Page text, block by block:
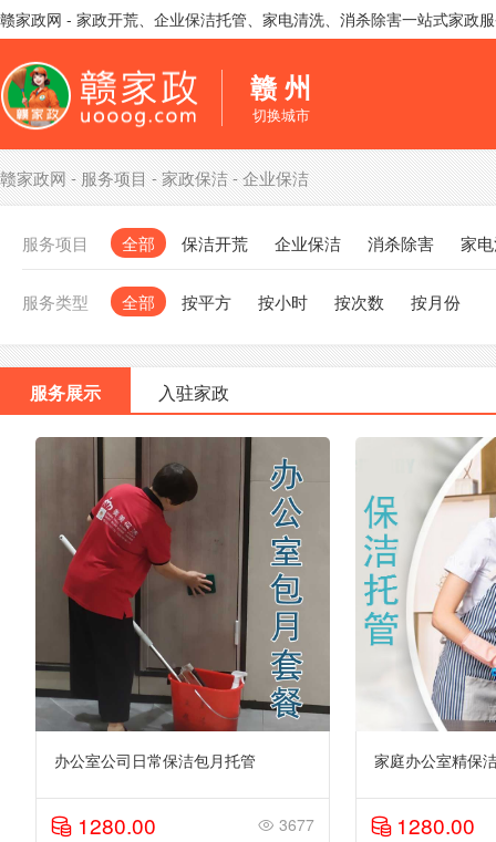
赣家政网 - 家政开荒、企业保洁托管、家电清洗、消杀除害一站式家政
赣 州
切换城市
赣家政网-服务项目-家政保洁-企业保洁
服务项目 全部 保洁开荒 企业保洁 消杀除害 家
服务类型 全部 按平方 按小时 按次数 按月份
服务展示 入驻家政
办公室公司日常保洁包月托管
1280.00 3677
家庭办公室精保
1280.00